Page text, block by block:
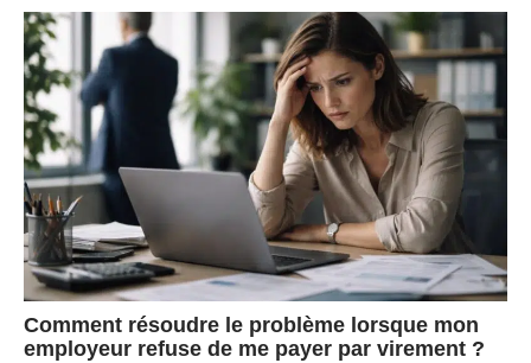
Comment résoudre le problème lorsque mon
employeur refuse de me payer par virement ?